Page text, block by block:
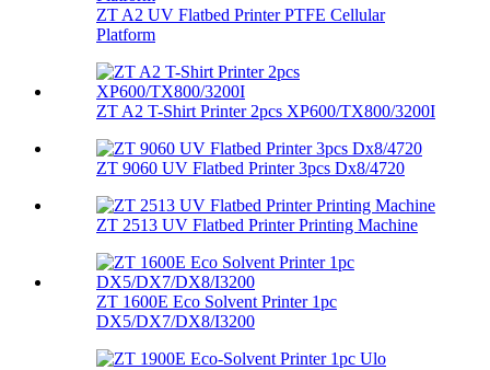
ZT A2 UV Flatbed Printer PTFE Cellular
Platform
ZT A2 T-Shirt Printer 2pcs XP600/TX800/3200I
ZT 9060 UV Flatbed Printer 3pcs Dx8/4720
ZT 2513 UV Flatbed Printer Printing Machine
ZT 1600E Eco Solvent Printer 1pc
DX5/DX7/DX8/I3200